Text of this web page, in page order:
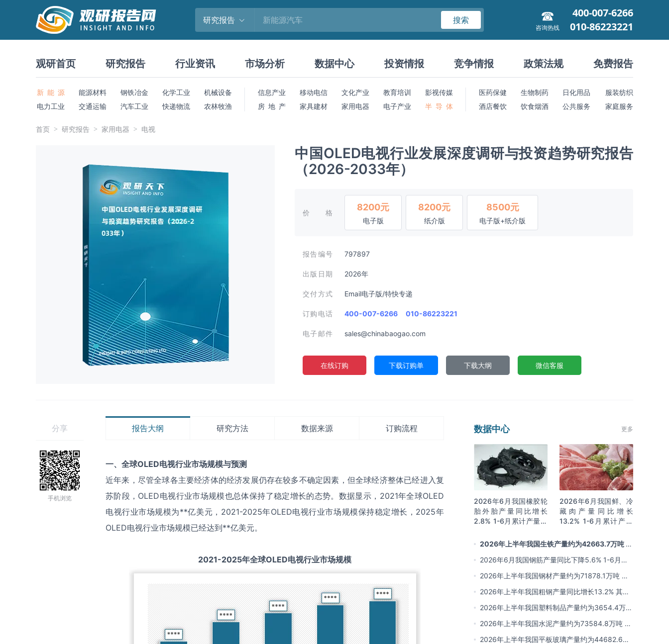
研究报告 搜索
咨询热线
400-007-6266
010-86223221
观研首页 研究报告 行业资讯 市场分析 数据中心 投资情报 竞争情报 政策法规 免费报告
新 能 源 能源材料 钢铁冶金 化学工业
机械设备
电力工业
交通运输 汽车工业 快递物流 农林牧渔
信息产业 移动电信 文化产业 教育培训
影视传媒
房 地 产
家具建材 家用电器 电子产业 半 导 体
医药保健 生物制药 日化用品
服装纺织
酒店餐饮
饮食烟酒 公共服务 家庭服务
首页 研究报告 家用电器 电视
中国OLED电视行业发展深度调研与投资趋势研究报告
（2026-2033年）
价格
8200元
电子版
8200元
纸介版
8500元
电子版+纸介版
报告编号 797897
出版日期 2026年
交付方式 Email电子版/特快专递
订购电话 400-007-6266 010-86223221
电子邮件 sales@chinabaogao.com
在线订购 下载订购单 下载大纲 微信客服
分享
手机浏览
报告大纲 研究方法 数据来源 订购流程
一、全球OLED电视行业市场规模与预测
近年来，尽管全球各主要经济体的经济发展仍存在较多不确定因素，但全球经济整体已经进入复
苏阶段，OLED电视行业市场规模也总体保持了稳定增长的态势。数据显示，2021年全球OLED
电视行业市场规模为**亿美元，2021-2025年OLED电视行业市场规模保持稳定增长，2025年
OLED电视行业市场规模已经达到**亿美元。
2021-2025年全球OLED电视行业市场规模
数据中心 更多
2026年6月我国橡胶轮
胎外胎产量同比增长
2.8% 1-6月累计产量同
2026年6月我国鲜、冷
藏肉产量同比增长
13.2% 1-6月累计产量
2026年上半年我国生铁产量约为42663.7万吨 同
比下降2.8% 其中河北产量占比22.7%排名第一
2026年6月我国钢筋产量同比下降5.6% 1-6月累
计产量同比下降10.7%
2026年上半年我国钢材产量约为71878.1万吨 同
比下降0.9% 其中河北以超亿吨产量排名第一
2026年上半年我国粗钢产量同比增长13.2% 其中
河北产量占比21.5%位居首位
2026年上半年我国塑料制品产量约为3654.4万吨
其中江苏、浙江产量分别占比18.9%、16.0%
2026年上半年我国水泥产量约为73584.8万吨 同
比下降8% 其中广东、浙江和安徽分别排名前三
2026年上半年我国平板玻璃产量约为44682.6万